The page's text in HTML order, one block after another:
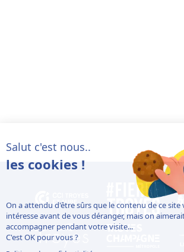
Salut c'est nous..
les cookies !
On a attendu d'être sûrs que le contenu de ce
intéresse avant de vous déranger, mais on
accompagner pendant votre visite...
C'est OK pour vous ?